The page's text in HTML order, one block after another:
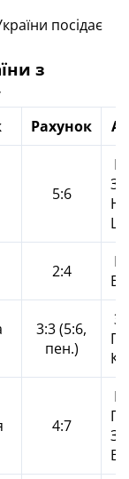
посідає
з
Рахунок
5:6
2:4
3:3 (5:6,
пен.)
4:7